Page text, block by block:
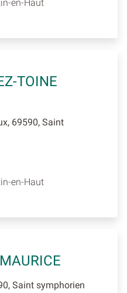
en-Haut
TOINE
69590, Saint
en-Haut
Saint symphorien